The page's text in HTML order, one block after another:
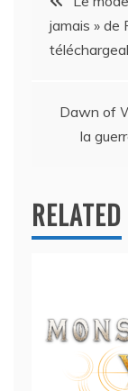
de
jamais » de
Dawn of
la